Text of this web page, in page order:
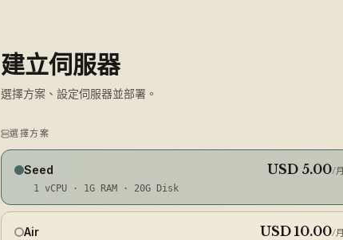
建立伺服器
選擇方案、設定伺服器並部署。
選擇方案
Seed USD 5.00/月
1 vCPU · 1G RAM · 20G Disk
Air USD 10.00/月